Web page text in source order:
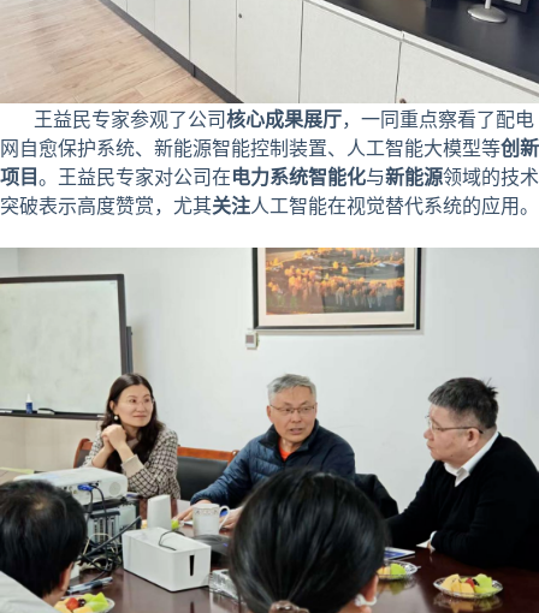
王益民专家参观了公司核心成果展厅，一同重点察看了配电
网自愈保护系统、新能源智能控制装置、人工智能大模型等创新
项目。王益民专家对公司在电力系统智能化与新能源领域的技术
突破表示高度赞赏，尤其关注人工智能在视觉替代系统的应用。